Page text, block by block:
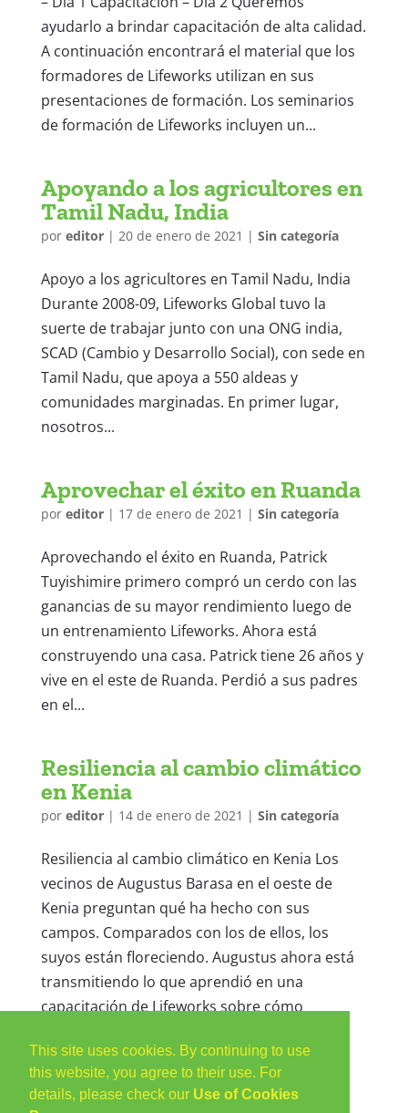
This site uses cookies. By continuing to use
this website, you agree to their use. For
details, please check our Use of Cookies
ayudarlo a brindar capacitación de alta calidad.
A continuación encontrará el material que los
formadores de Lifeworks utilizan en sus
presentaciones de formación. Los seminarios
de formación de Lifeworks incluyen un...
Apoyando a los agricultores en
Tamil Nadu, India
por editor| 20 de enero de 2021 | Sin categoría
Apoyo a los agricultores en Tamil Nadu, India
Durante 2008-09, Lifeworks Global tuvo la
suerte de trabajar junto con una ONG india,
SCAD (Cambio y Desarrollo Social), con sede en
Tamil Nadu, que apoya a 550 aldeas y
comunidades marginadas. En primer lugar,
nosotros...
Aprovechar el éxito en Ruanda
por editor| 17 de enero de 2021 | Sin categoría
Aprovechando el éxito en Ruanda, Patrick
Tuyishimire primero compró un cerdo con las
ganancias de su mayor rendimiento luego de
un entrenamiento Lifeworks. Ahora está
construyendo una casa. Patrick tiene 26 años y
vive en el este de Ruanda. Perdió a sus padres
en el...
Resiliencia al cambio climático
en Kenia
por editor| 14 de enero de 2021 | Sin categoría
Resiliencia al cambio climático en Kenia Los
vecinos de Augustus Barasa en el oeste de
Kenia preguntan qué ha hecho con sus
campos. Comparados con los de ellos, los
suyos están floreciendo. Augustus ahora está
transmitiendo lo que aprendió en una
capacitación de Lifeworks sobre cómo
« Entradas más antiguas